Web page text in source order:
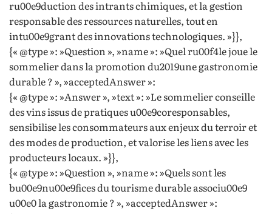
ru00e9duction des intrants chimiques, et la gestion
responsable des ressources naturelles, tout en
intu00e9grant des innovations technologiques. »}},
{« @type »: »Question », »name »: »Quel ru00f4le joue le
sommelier dans la promotion du2019une gastronomie
durable ? », »acceptedAnswer »:
{« @type »: »Answer », »text »: »Le sommelier conseille
des vins issus de pratiques u00e9coresponsables,
sensibilise les consommateurs aux enjeux du terroir et
des modes de production, et valorise les liens avec les
producteurs locaux. »}},
{« @type »: »Question », »name »: »Quels sont les
bu00e9nu00e9fices du tourisme durable associu00e9
u00e0 la gastronomie ? », »acceptedAnswer »: